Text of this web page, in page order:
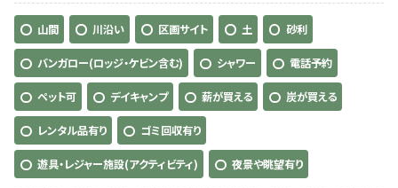
山間 川沿い 区画サイト 土 砂利
バンガロー(ロッジ・ケビン含む) シャワー 電話予約
ペット可 デイキャンプ 薪が買える 炭が買える
レンタル品有り ゴミ回収有り
遊具・レジャー施設(アクティビティ) 夜景や眺望有り